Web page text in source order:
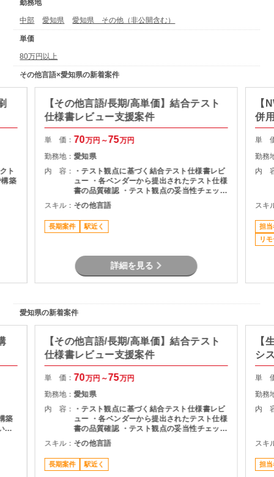
勤務地
中部 愛知県 愛知県 その他（非公開含む）
単価
80万円以上
その他言語×愛知県の新着案件
ト
築
【その他言語/長期/高単価】結合テスト
仕様書レビュー支援案件
単 価： 70万円～75万円
勤務地：愛知県
内 容：
・テスト観点に基づく結合テスト仕様書レビ
ュー ・各ベンダーから提出されたテスト仕様
書の品質確認 ・テスト観点の妥当性チェック
・指摘事項の整理およびレビュー結果のフィ
ードバック ・プロジェクト関係者との調整・
コミュニケーション
スキル： その他言語
長期案件 駅近く
詳細を見る
【
併
単
勤務
内
スキ
担当
リ
愛知県の新着案件
築
た
【その他言語/長期/高単価】結合テスト
仕様書レビュー支援案件
単 価： 70万円～75万円
勤務地：愛知県
内 容：
・テスト観点に基づく結合テスト仕様書レビ
ュー ・各ベンダーから提出されたテスト仕様
書の品質確認 ・テスト観点の妥当性チェック
・指摘事項の整理およびレビュー結果のフィ
ードバック ・プロジェクト関係者との調整・
コミュニケーション
スキル： その他言語
長期案件 駅近く
【
シ
単
勤務
内
スキ
担当